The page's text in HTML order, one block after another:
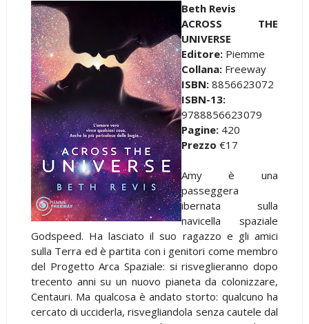
Beth Revis
ACROSS THE
UNIVERSE
Editore:Piemme
Collana:Freeway
ISBN:8856623072
ISBN-13:
9788856623079
Pagine:420
Prezzo €17
Amy è una
passeggera
ibernata sulla
navicella spaziale
Godspeed. Ha lasciato il suo ragazzo e gli amici
sulla Terra ed è partita con i genitori come membro
del Progetto Arca Spaziale: si risveglieranno dopo
trecento anni su un nuovo pianeta da colonizzare,
Centauri. Ma qualcosa è andato storto: qualcuno ha
cercato di ucciderla, risvegliandola senza cautele dal